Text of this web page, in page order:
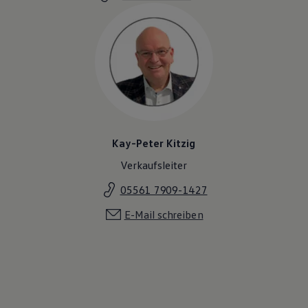
Transport
Familie
Elektromobilität
Volkswagen R
Pannen- und Unfallhilfe
Volkswagen Kundenbetreuung
Kay-Peter Kitzig
Verkaufsleiter
05561 7909-1427
E-Mail schreiben